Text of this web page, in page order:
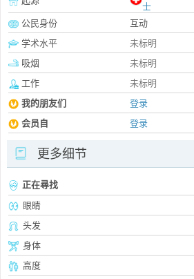
士
公民身份
互动
学术水平
未标明
吸烟
未标明
工作
未标明
我的朋友们
登录
会员自
登录
更多细节
正在尋找
眼睛
头发
身体
高度